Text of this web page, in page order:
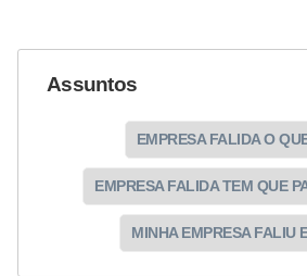
Assuntos
EMPRESA FALIDA O
EMPRESA FALIDA TEM QUE
MINHA EMPRESA FALIU